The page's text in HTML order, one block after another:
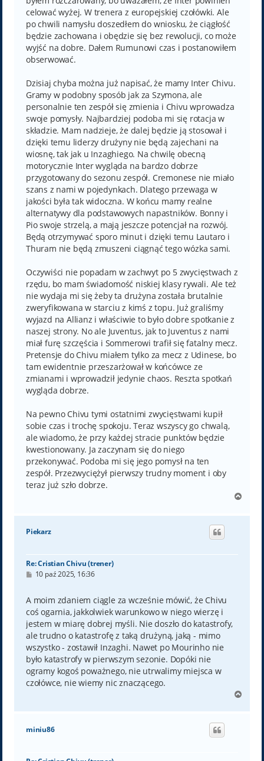
celować wyżej. W trenera z europejskiej czołówki. Ale
po chwili namysłu doszedłem do wniosku, że ciągłość
będzie zachowana i obędzie się bez rewolucji, co może
wyjść na dobre. Dałem Rumunowi czas i postanowiłem
obserwować.
Dzisiaj chyba można już napisać, że mamy Inter Chivu.
Gramy w podobny sposób jak za Szymona, ale
personalnie ten zespół się zmienia i Chivu wprowadza
swoje pomysły. Najbardziej podoba mi się rotacja w
składzie. Mam nadzieje, że dalej będzie ją stosował i
dzięki temu liderzy drużyny nie będą zajechani na
wiosnę, tak jak u Inzaghiego. Na chwilę obecną
motorycznie Inter wygląda na bardzo dobrze
przygotowany do sezonu zespół. Cremonese nie miało
szans z nami w pojedynkach. Dlatego przewaga w
jakości była tak widoczna. W końcu mamy realne
alternatywy dla podstawowych napastników. Bonny i
Pio swoje strzelą, a mają jeszcze potencjał na rozwój.
Będą otrzymywać sporo minut i dzięki temu Lautaro i
Thuram nie będą zmuszeni ciągnąć tego wózka sami.
Oczywiści nie popadam w zachwyt po 5 zwycięstwach z
rzędu, bo mam świadomość niskiej klasy rywali. Ale też
nie wydaja mi się żeby ta drużyna została brutalnie
zweryfikowana w starciu z kimś z topu. Już graliśmy
wyjazd na Allianz i właściwie to było dobre spotkanie z
naszej strony. No ale Juventus, jak to Juventus z nami
miał furę szczęścia i Sommerowi trafił się fatalny mecz.
Pretensje do Chivu miałem tylko za mecz z Udinese, bo
tam ewidentnie przeszarżował w końcówce ze
zmianami i wprowadził jedynie chaos. Reszta spotkań
wygląda dobrze.
Na pewno Chivu tymi ostatnimi zwycięstwami kupił
sobie czas i trochę spokoju. Teraz wszyscy go chwalą,
ale wiadomo, że przy każdej stracie punktów będzie
kwestionowany. Ja zaczynam się do niego
przekonywać. Podoba mi się jego pomysł na ten
zespół. Przezwyciężył pierwszy trudny moment i oby
teraz już szło dobrze.
g
Piekarz
Re: Cristian Chivu (trener)
P
t
10 paź 2025, 16:36
A moim zdaniem ciągle za wcześnie mówić, że Chivu
coś ogarnia, jakkolwiek warunkowo w niego wierzę i
jestem w miarę dobrej myśli. Nie doszło do katastrofy,
ale trudno o katastrofę z taką drużyną, jaką - mimo
wszystko - zostawił Inzaghi. Nawet po Mourinho nie
było katastrofy w pierwszym sezonie. Dopóki nie
ogramy kogoś poważnego, nie utrwalimy miejsca w
czołówce, nie wiemy nic znaczącego.
g
miniu86